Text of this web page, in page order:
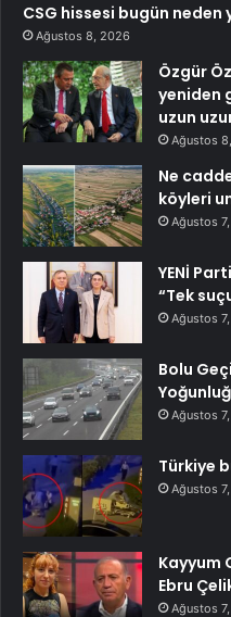
CSG hissesi bugün neden
Ağustos 8, 2026
Özgür
yeniden
uzun
Ağustos
Ne
köyleri
Ağustos
YENİ
“Tek
Ağustos
Bolu
Ağustos
Türkiye
Ağustos
Kayyum
Ebru
Ağustos